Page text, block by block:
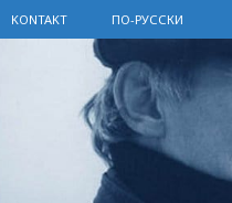
KONTAKT ПО-РУССКИ